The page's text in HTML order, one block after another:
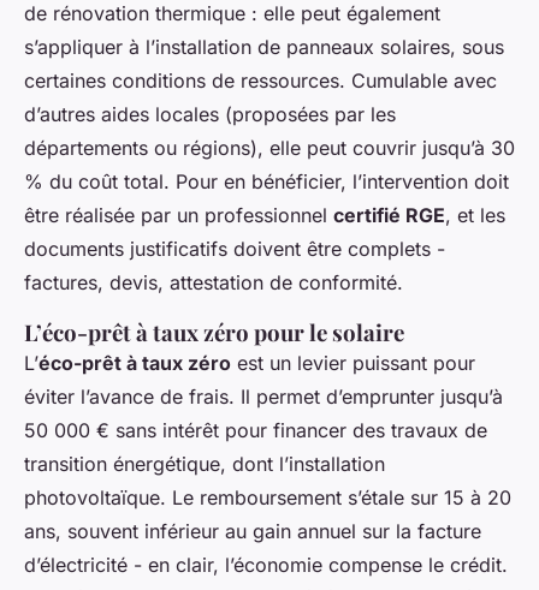
de rénovation thermique : elle peut également
s’appliquer à l’installation de panneaux solaires, sous
certaines conditions de ressources. Cumulable avec
d’autres aides locales (proposées par les
départements ou régions), elle peut couvrir jusqu’à 30
% du coût total. Pour en bénéficier, l’intervention doit
être réalisée par un professionnel certifié RGE, et les
documents justificatifs doivent être complets -
factures, devis, attestation de conformité.
L’éco-prêt à taux zéro pour le solaire
L’éco-prêt à taux zéro est un levier puissant pour
éviter l’avance de frais. Il permet d’emprunter jusqu’à
50 000 € sans intérêt pour financer des travaux de
transition énergétique, dont l’installation
photovoltaïque. Le remboursement s’étale sur 15 à 20
ans, souvent inférieur au gain annuel sur la facture
d’électricité - en clair, l’économie compense le crédit.